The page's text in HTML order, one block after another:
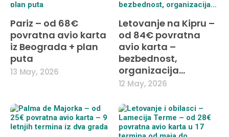
Pariz – od 68€
povratna avio karta
iz Beograda + plan
puta
13 May, 2026
Letovanje na Kipru –
od 84€ povratna
avio karta –
bezbednost,
organizacija…
12 May, 2026